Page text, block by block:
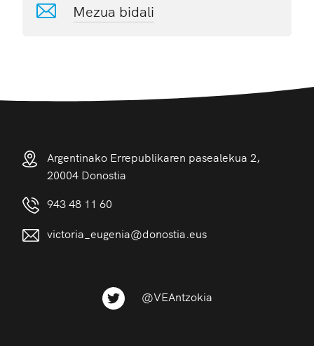
Mezua bidali
Argentinako Errepublikaren pasealekua 2,
20004 Donostia
943 48 11 60
victoria_eugenia@donostia.eus
@VEAntzokia